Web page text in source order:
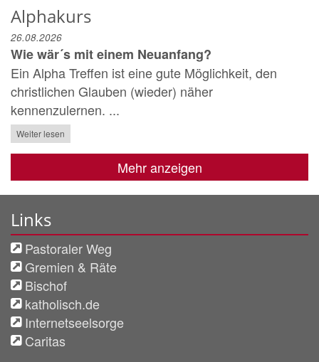
Alphakurs
26.08.2026
Wie wär´s mit einem Neuanfang?
Ein Alpha Treffen ist eine gute Möglichkeit, den
christlichen Glauben (wieder) näher
kennenzulernen. ...
Weiter lesen
Mehr anzeigen
Links
Pastoraler Weg
Gremien & Räte
Bischof
katholisch.de
Internetseelsorge
Caritas